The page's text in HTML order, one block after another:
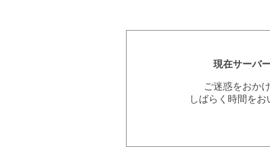
現在サーバ
ご迷惑をおか
しばらく時間を